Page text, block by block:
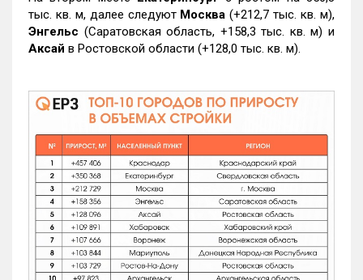
тыс. кв. м, далее следуют Москва (+212,7 тыс. кв. м),
Энгельс (Саратовская область, +158,3 тыс. кв. м) и
Аксай в Ростовской области (+128,0 тыс. кв. м).